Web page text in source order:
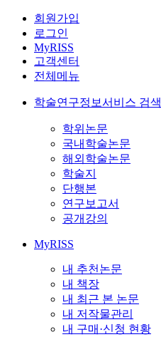
회원가입
로그인
MyRISS
고객센터
전체메뉴
학술연구정보서비스 검색
학위논문
국내학술논문
해외학술논문
학술지
단행본
연구보고서
공개강의
MyRISS
내 추천논문
내 책장
내 최근 본 논문
내 저작물관리
내 구매·신청 현황